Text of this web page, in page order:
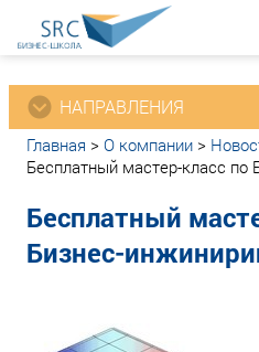
НАПРАВЛЕНИЯ
Главная > О компании >
Бесплатный мастер-класс по
Бесплатный
Бизнес-